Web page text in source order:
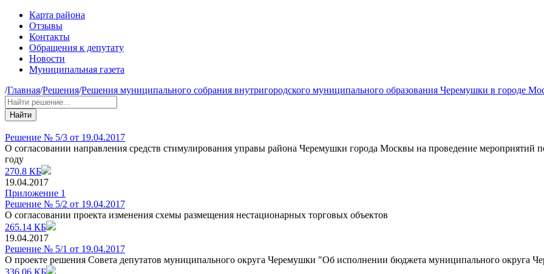
Карта района
Отзывы
Контакты
Обращения к депутату
Новости
Муниципальная газета
/Главная/Решения/Решения муниципального собрания внутригородского муниципального образования Черемушки в городе
Найти
Решение № 5/3 от 19.04.2017
О согласовании направления средств стимулирования управы района Черемушки города Москвы на проведение мероприятий
году
270.8 КБ
19.04.2017
Приложение 1
Решение № 5/2 от 19.04.2017
О согласовании проекта изменения схемы размещения нестационарных торговых объектов
265.14 КБ
19.04.2017
Решение № 5/1 от 19.04.2017
О проекте решения Совета депутатов муниципального округа Черемушки "Об исполнении бюджета муниципального округа
336.06 КБ